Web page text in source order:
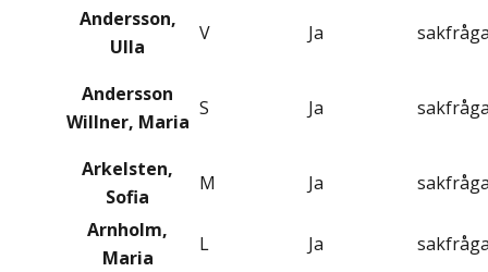
Andersson,
Ulla
V Ja
Andersson
Willner, Maria
S Ja
Arkelsten,
Sofia
M Ja
Arnholm,
Maria
L Ja